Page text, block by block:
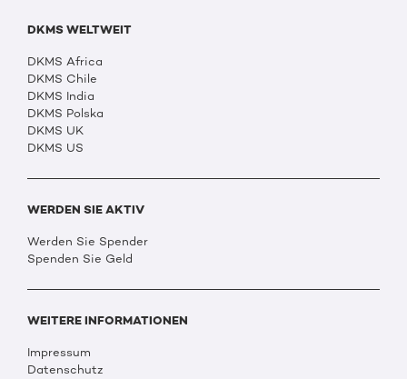
DKMS WELTWEIT
DKMS Africa
DKMS Chile
DKMS India
DKMS Polska
DKMS UK
DKMS US
WERDEN SIE AKTIV
Werden Sie Spender
Spenden Sie Geld
WEITERE INFORMATIONEN
Impressum
Datenschutz